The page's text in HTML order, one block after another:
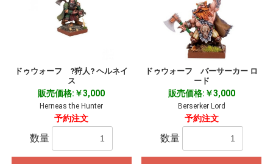
ドゥウォーフ ?狩人? ヘルネイ
ス
販売価格:￥3,000
Herneas the Hunter
予約注文
数量
ドゥウォーフ バーサーカー ロ
ード
販売価格:￥3,000
Berserker Lord
予約注文
数量